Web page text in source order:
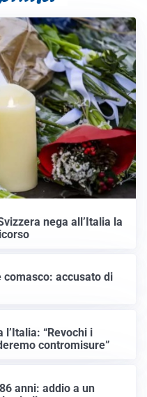
nega all’Italia la
accusato di
“Revochi i
contromisure”
anni: addio a un